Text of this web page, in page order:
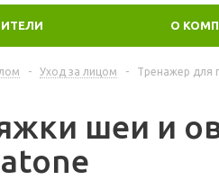
О
- Уход за лицом -
Тренажер для
шеи и